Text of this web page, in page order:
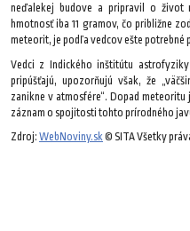
neďalekej budove a pripravil o život
hmotnosť iba 11 gramov, čo približne
meteorit, je podľa vedcov ešte potrebné
Vedci z Indického inštitútu
pripúšťajú, upozorňujú však, že
zanikne v atmosfére“. Dopad
záznam o spojitosti tohto prírodného
Zdroj: WebNoviny.sk© SITA Všetky